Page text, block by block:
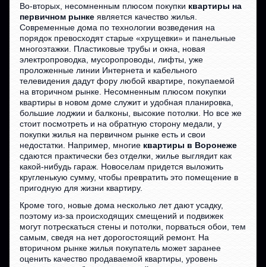
Во-вторых, несомненным плюсом покупки квартиры на
первичном рынкеявляется качество жилья.
Современные дома по технологии возведения на
порядок превосходят старые «хрущевки» и панельные
многоэтажки. Пластиковые трубы и окна, новая
электропроводка, мусоропроводы, лифты, уже
проложенные линии Интернета и кабельного
телевидения дадут фору любой квартире, покупаемой
на вторичном рынке. Несомненным плюсом покупки
квартиры в новом доме служит и удобная планировка,
большие лоджии и балконы, высокие потолки. Но все же
стоит посмотреть и на обратную сторону медали, у
покупки жилья на первичном рынке есть и свои
недостатки. Например, многие квартиры в Воронеже
сдаются практически без отделки, жилье выглядит как
какой-нибудь гараж. Новоселам придется выложить
кругленькую сумму, чтобы превратить это помещение в
пригодную для жизни квартиру.
Кроме того, новые дома несколько лет дают усадку,
поэтому из-за происходящих смещений и подвижек
могут потрескаться стены и потолки, порваться обои, тем
самым, сведя на нет дорогостоящий ремонт. На
вторичном рынке жилья покупатель может заранее
оценить качество продаваемой квартиры, уровень